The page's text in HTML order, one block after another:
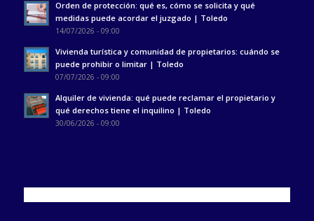
Orden de protección: qué es, cómo se solicita y qué
medidas puede acordar el juzgado | Toledo
14/07/2026 - 09:00
Vivienda turística y comunidad de propietarios: cuándo se
puede prohibir o limitar | Toledo
07/07/2026 - 09:00
Alquiler de vivienda: qué puede reclamar el propietario y
qué derechos tiene el inquilino | Toledo
30/06/2026 - 09:00